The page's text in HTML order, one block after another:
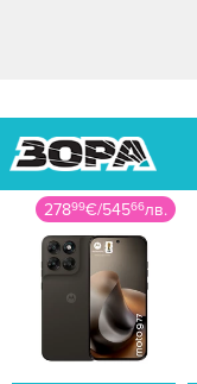
27899€/54566лв.